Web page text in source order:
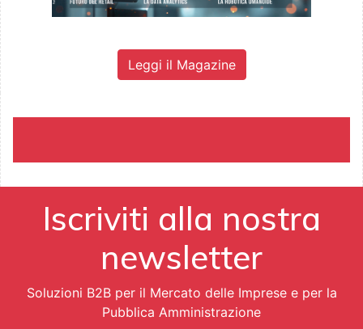
Leggi il Magazine
Iscriviti alla nostra
newsletter
Soluzioni B2B per il Mercato delle Imprese e per la
Pubblica Amministrazione